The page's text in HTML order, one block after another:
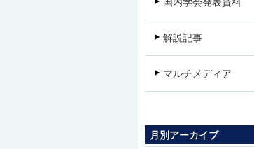
解説記事
マルチメディア
月別アーカイブ